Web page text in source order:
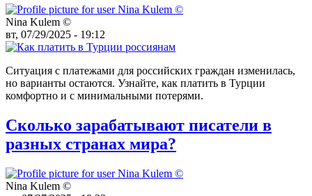
Nina Kulem ©️
вт, 07/29/2025 - 19:12
Ситуация с платежами для российских граждан изменилась,
но варианты остаются. Узнайте, как платить в Турции
комфортно и с минимальными потерями.
Сколько зарабатывают писатели в
разных странах мира?
Nina Kulem ©️